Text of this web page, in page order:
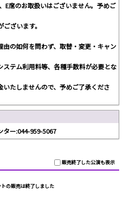
E席のお取扱いはございません。予めご
ざいます。
の如何を問わず、取替・変更・キャン
テム利用料等、各種手数料が必要とな
たしませんので、予めご了承くださ
ター:044-959-5067
販売終了した公演も表示
トの販売は終了しました